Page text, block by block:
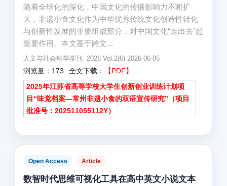
随着全球化的深化，中国文化的传播影响力不断扩
大，非遗小食文化作为中华优秀传统文化创造性转化
与创新性发展的重要组成部分，对中国文化“走出去”起
重要作用。本文基于跨文...
人文与社会科学学刊. 2026 Vol.2(6) 2026-06-05
浏览量：173 全文下载：
【PDF】
2025年江苏省高等学校大学生创新创业训练计划项
目“味觉档案—常州非遗小食的双语宣传研究”（项目
批准号：202511055112Y）
Open Access Article
数智时代思维可视化工具在高中英文小说文本